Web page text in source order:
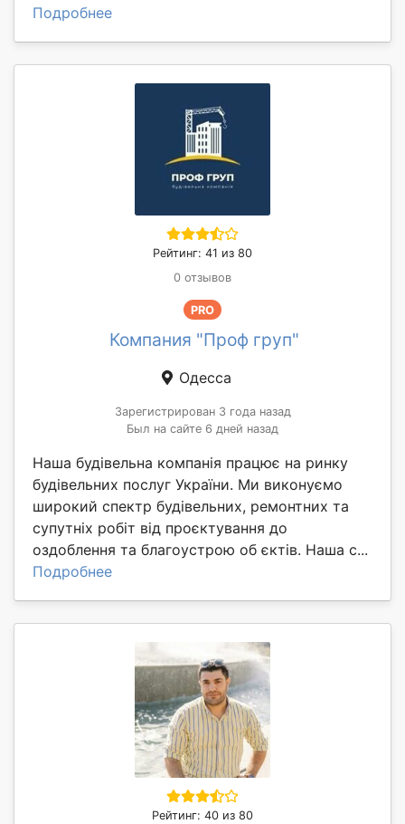
Подробнее
Рейтинг: 41 из 80
0 отзывов
PRO
Компания "Проф груп"
Одесса
Зарегистрирован 3 года назад
Был на сайте 6 дней назад
Наша будівельна компанія працює на ринку
будівельних послуг України. Ми виконуємо
широкий спектр будівельних, ремонтних та
супутніх робіт від проєктування до
оздоблення та благоустрою об єктів. Наша с...
Подробнее
Рейтинг: 40 из 80